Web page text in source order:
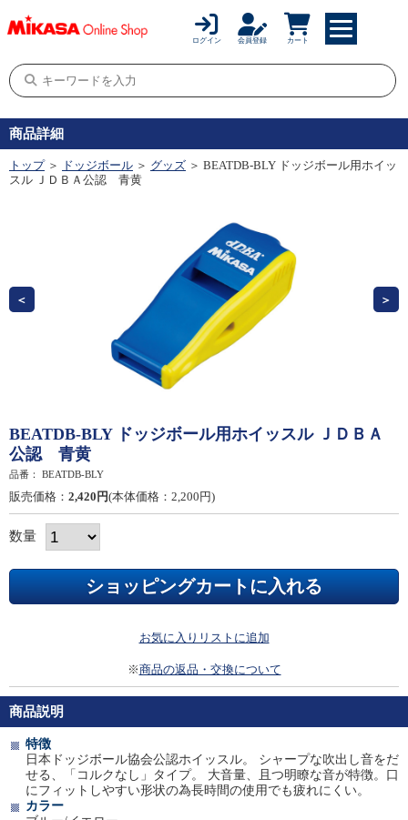
ログイン 会員登録 カート
商品詳細
トップ ＞ ドッジボール ＞ グッズ ＞ BEATDB-BLY ドッジボール用ホイッ
スル ＪＤＢＡ公認 青黄
BEATDB-BLY ドッジボール用ホイッスル ＪＤＢＡ
公認 青黄
品番： BEATDB-BLY
販売価格： 2,420円(本体価格：2,200円)
数量
お気に入りリストに追加
※商品の返品・交換について
商品説明
特徴
日本ドッジボール協会公認ホイッスル。 シャープな吹出し音をだ
せる、「コルクなし」タイプ。 大音量、且つ明瞭な音が特徴。口
にフィットしやすい形状の為長時間の使用でも疲れにくい。
カラー